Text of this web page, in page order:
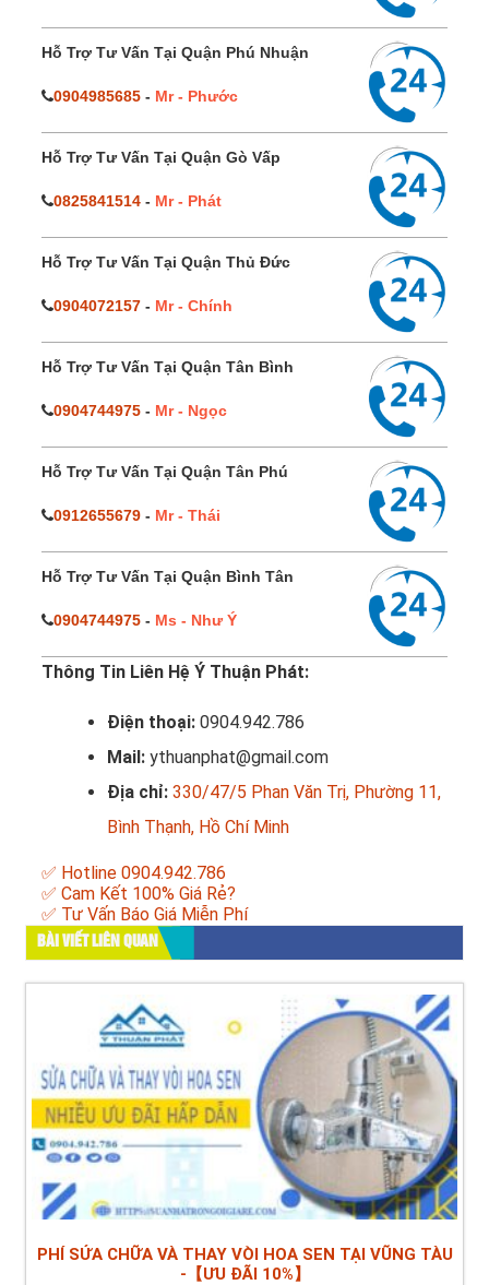
Hỗ Trợ Tư Vấn Tại Quận Phú Nhuận
0904985685 - Mr - Phước
Hỗ Trợ Tư Vấn Tại Quận Gò Vấp
0825841514 - Mr - Phát
Hỗ Trợ Tư Vấn Tại Quận Thủ Đức
0904072157 - Mr - Chính
Hỗ Trợ Tư Vấn Tại Quận Tân Bình
0904744975 - Mr - Ngọc
Hỗ Trợ Tư Vấn Tại Quận Tân Phú
0912655679 - Mr - Thái
Hỗ Trợ Tư Vấn Tại Quận Bình Tân
0904744975 - Ms - Như Ý
Thông Tin Liên Hệ Ý Thuận Phát:
Điện thoại: 0904.942.786
Mail: ythuanphat@gmail.com
Địa chỉ: 330/47/5 Phan Văn Trị, Phường 11,
Bình Thạnh, Hồ Chí Minh
✅ Hotline 0904.942.786
✅ Cam Kết 100% Giá Rẻ?
✅ Tư Vấn Báo Giá Miễn Phí
BÀI VIẾT LIÊN QUAN
PHÍ SỬA CHỮA VÀ THAY VÒI HOA SEN TẠI VŨNG TÀU
-【ƯU ĐÃI 10%】